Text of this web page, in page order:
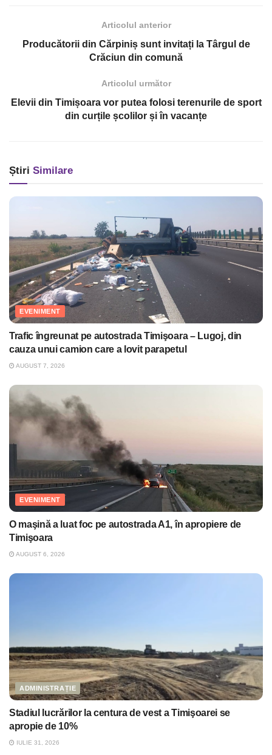
Articolul anterior
Producătorii din Cărpiniș sunt invitați la Târgul de
Crăciun din comună
Articolul următor
Elevii din Timișoara vor putea folosi terenurile de sport
din curțile școlilor și în vacanțe
Știri Similare
EVENIMENT
Trafic îngreunat pe autostrada Timişoara – Lugoj, din
cauza unui camion care a lovit parapetul
AUGUST 7, 2026
EVENIMENT
O maşină a luat foc pe autostrada A1, în apropiere de
Timişoara
AUGUST 6, 2026
ADMINISTRAȚIE
Stadiul lucrărilor la centura de vest a Timişoarei se
apropie de 10%
IULIE 31, 2026